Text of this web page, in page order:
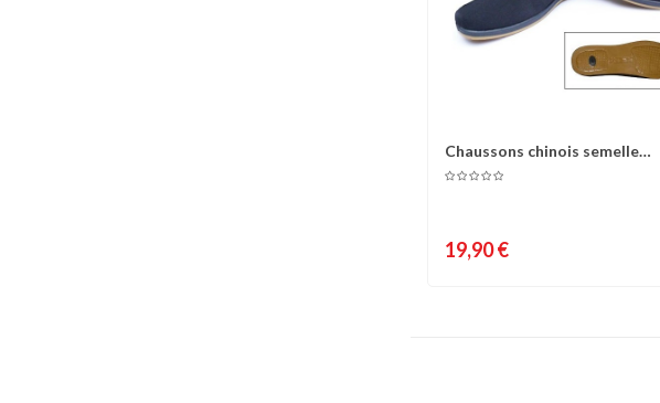
Comparer Liste
Chaussons chinois semelle
plastique
19,90 €